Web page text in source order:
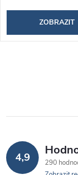
ZOBRAZIT
4,9
290